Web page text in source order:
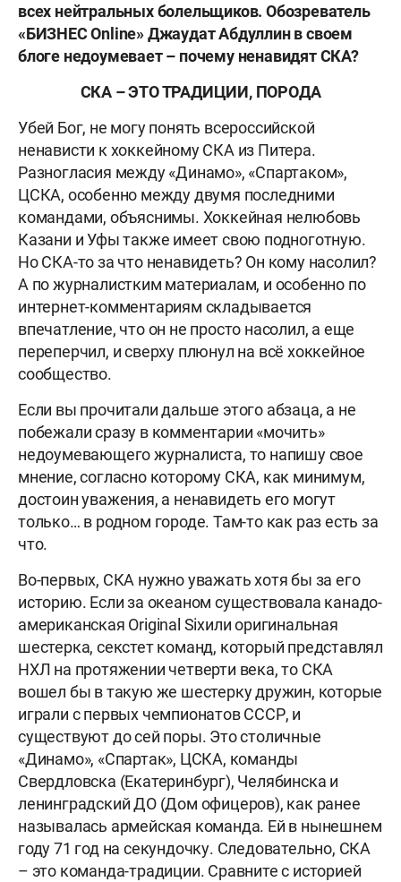
всех нейтральных болельщиков. Обозреватель
«БИЗНЕС Online» Джаудат Абдуллин в своем
блоге недоумевает – почему ненавидят СКА?
СКА – ЭТО ТРАДИЦИИ, ПОРОДА
Убей Бог, не могу понять всероссийской
ненависти к хоккейному СКА из Питера.
Разногласия между «Динамо», «Спартаком»,
ЦСКА, особенно между двумя последними
командами, объяснимы. Хоккейная нелюбовь
Казани и Уфы также имеет свою подноготную.
Но СКА-то за что ненавидеть? Он кому насолил?
А по журналистким материалам, и особенно по
интернет-комментариям складывается
впечатление, что он не просто насолил, а еще
переперчил, и сверху плюнул на всё хоккейное
сообщество.
Если вы прочитали дальше этого абзаца, а не
побежали сразу в комментарии «мочить»
недоумевающего журналиста, то напишу свое
мнение, согласно которому СКА, как минимум,
достоин уважения, а ненавидеть его могут
только… в родном городе. Там-то как раз есть за
что.
Во-первых, СКА нужно уважать хотя бы за его
историю. Если за океаном существовала канадо-
американская Original Sixили оригинальная
шестерка, секстет команд, который представлял
НХЛ на протяжении четверти века, то СКА
вошел бы в такую же шестерку дружин, которые
играли с первых чемпионатов СССР, и
существуют до сей поры. Это столичные
«Динамо», «Спартак», ЦСКА, команды
Свердловска (Екатеринбург), Челябинска и
ленинградский ДО (Дом офицеров), как ранее
называлась армейская команда. Ей в нынешнем
году 71 год на секундочку. Следовательно, СКА
– это команда-традиции. Сравните с историей